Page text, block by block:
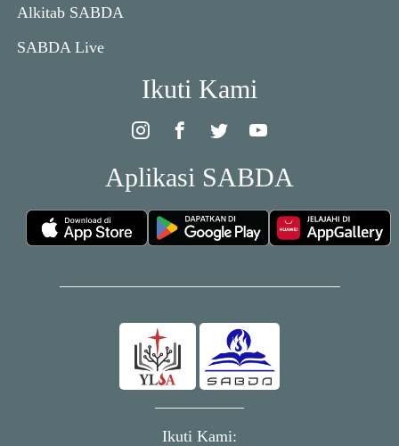
Alkitab SABDA
SABDA Live
Ikuti Kami
Aplikasi SABDA
Ikuti Kami: